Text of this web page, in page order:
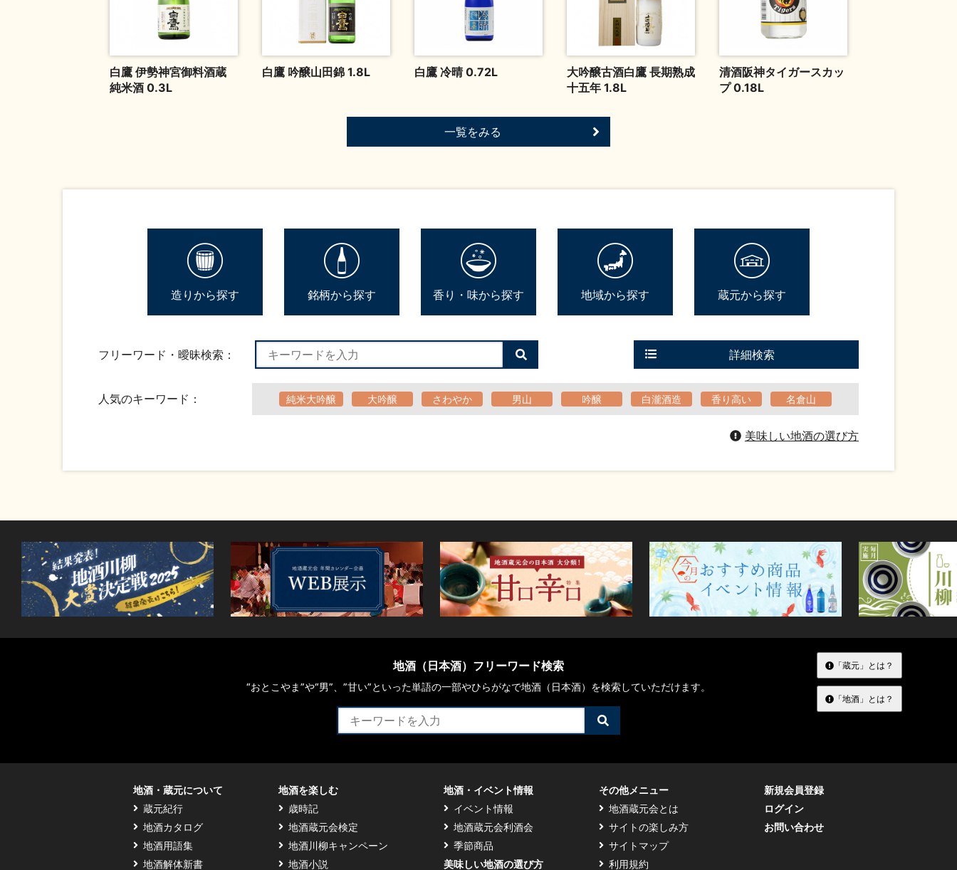
白鷹 伊勢神宮御料酒蔵
純米酒 0.3L
白鷹 吟醸山田錦 1.8L 白鷹 冷晴 0.72L
大吟醸古酒白鷹 長期熟成
十五年 1.8L
清酒阪神タイガースカッ
プ 0.18L
一覧をみる
造りから探す 銘柄から探す 香り・味から探す 地域から探す 蔵元から探す
フリーワード・曖昧検索：
検
索
る
詳細検索
人気のキーワード： 純米大吟醸 大吟醸 さわやか 男山 吟醸 白瀧酒造 香り高い 名倉山
美味しい地酒の選び方
地酒（日本酒）フリーワード検索
“おとこやま”や“男”、”甘い”といった単語の一部やひらがなで地酒（日本酒）を検索していただけます。
検
索
「蔵元」とは？
「地酒」とは？
地酒・蔵元について
蔵元紀行
地酒カタログ
地酒用語集
地酒解体新書
地酒を楽しむ
歳時記
地酒蔵元会検定
地酒川柳キャンペーン
地酒小説
地酒・イベント情報
イベント情報
地酒蔵元会利酒会
季節商品
美味しい地酒の選び方
その他メニュー
地酒蔵元会とは
サイトの楽しみ方
サイトマップ
利用規約
新規会員登録
ログイン
お問い合わせ